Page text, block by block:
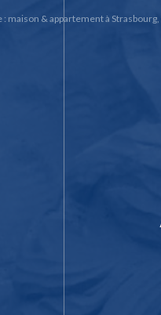
maison & appartement à